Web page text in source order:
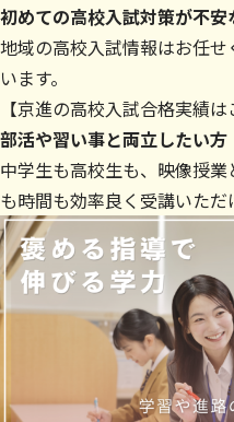
初めての高校入試対策が不安
地域の高校入試情報はお任
います。
【京進の高校入試合格実績は
部活や習い事と両立したい方
中学生も高校生も、映像授
も時間も効率良く受講いただ